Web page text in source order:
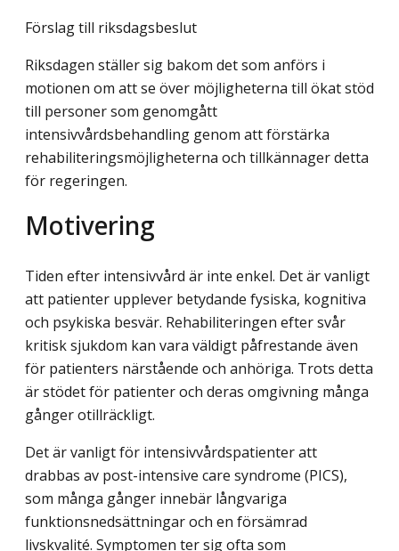
Förslag till riksdagsbeslut
Riksdagen ställer sig bakom det som anförs i
motionen om att se över möjligheterna till ökat stöd
till personer som genomgått
intensivvårdsbehandling genom att förstärka
rehabiliteringsmöjligheterna och tillkännager detta
för regeringen.
Motivering
Tiden efter intensivvård är inte enkel. Det är vanligt
att patienter upplever betydande fysiska, kognitiva
och psykiska besvär. Rehabiliteringen efter svår
kritisk sjukdom kan vara väldigt påfrestande även
för patienters närstående och anhöriga. Trots detta
är stödet för patienter och deras omgivning många
gånger otillräckligt.
Det är vanligt för intensivvårdspatienter att
drabbas av post-intensive care syndrome (PICS),
som många gånger innebär långvariga
funktionsnedsättningar och en försämrad
livskvalité. Symptomen ter sig ofta som